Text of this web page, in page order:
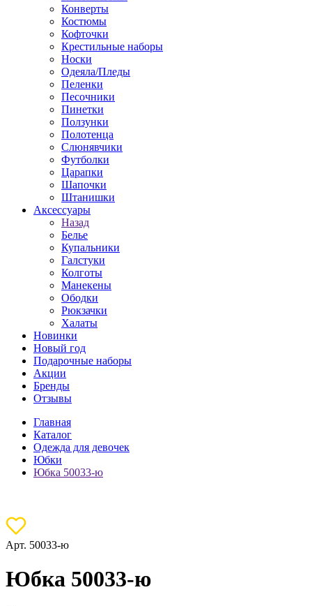
Конверты
Костюмы
Кофточки
Крестильные наборы
Носки
Одеяла/Пледы
Пеленки
Песочники
Пинетки
Ползунки
Полотенца
Слюнявчики
Футболки
Царапки
Шапочки
Штанишки
Аксессуары
Назад
Белье
Купальники
Галстуки
Колготы
Манекены
Ободки
Рюкзачки
Халаты
Новинки
Новый год
Подарочные наборы
Акции
Бренды
Отзывы
Главная
Каталог
Одежда для девочек
Юбки
Юбка 50033-ю
Арт. 50033-ю
Юбка 50033-ю